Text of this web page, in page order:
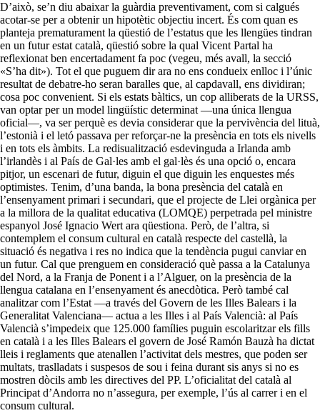
D’això, se’n diu abaixar la guàrdia preventivament, com si calgués
acotar-se per a obtenir un hipotètic objectiu incert. És com quan es
planteja prematurament la qüestió de l’estatus que les llengües tindran
en un futur estat català, qüestió sobre la qual Vicent Partal ha
reflexionat ben encertadament fa poc (vegeu, més avall, la secció
«S’ha dit»). Tot el que puguem dir ara no ens condueix enlloc i l’únic
resultat de debatre-ho seran baralles que, al capdavall, ens dividiran;
cosa poc convenient. Si els estats bàltics, un cop alliberats de la URSS,
van optar per un model lingüístic determinat —una única llengua
oficial—, va ser perquè es devia considerar que la pervivència del lituà,
l’estonià i el letó passava per reforçar-ne la presència en tots els nivells
i en tots els àmbits. La redisualització esdevinguda a Irlanda amb
l’irlandès i al País de Gal·les amb el gal·lès és una opció o, encara
pitjor, un escenari de futur, diguin el que diguin les enquestes més
optimistes. Tenim, d’una banda, la bona presència del català en
l’ensenyament primari i secundari, que el projecte de Llei orgànica per
a la millora de la qualitat educativa (LOMQE) perpetrada pel ministre
espanyol José Ignacio Wert ara qüestiona. Però, de l’altra, si
contemplem el consum cultural en català respecte del castellà, la
situació és negativa i res no indica que la tendència pugui canviar en
un futur. Cal que prenguem en consideració què passa a la Catalunya
del Nord, a la Franja de Ponent i a l’Alguer, on la presència de la
llengua catalana en l’ensenyament és anecdòtica. Però també cal
analitzar com l’Estat —a través del Govern de les Illes Balears i la
Generalitat Valenciana— actua a les Illes i al País Valencià: al País
Valencià s’impedeix que 125.000 famílies puguin escolaritzar els fills
en català i a les Illes Balears el govern de José Ramón Bauzà ha dictat
lleis i reglaments que atenallen l’activitat dels mestres, que poden ser
multats, traslladats i suspesos de sou i feina durant sis anys si no es
mostren dòcils amb les directives del PP. L’oficialitat del català al
Principat d’Andorra no n’assegura, per exemple, l’ús al carrer i en el
consum cultural.